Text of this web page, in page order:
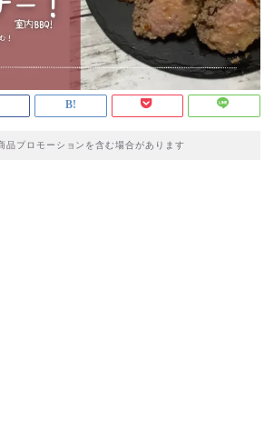
品プロモーションを含む場合があります